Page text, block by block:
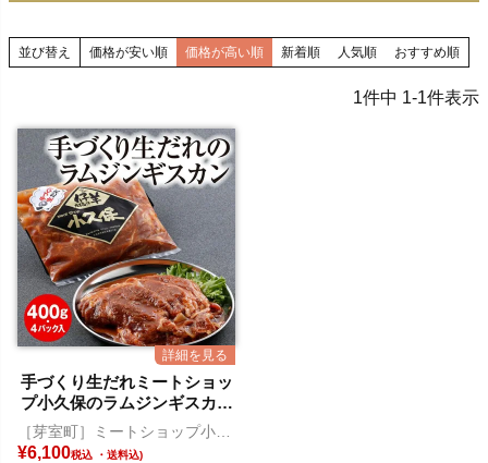
並び替え 価格が安い順 価格が高い順 新着順 人気順 おすすめ順
1件中 1-1件表示
手づくり生だれミートショッ
プ小久保のラムジンギスカン
400g×4パック
［芽室町］ミートショップ小久
保
¥6,100税込